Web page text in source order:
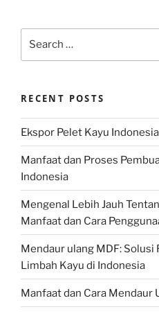
RECENT POSTS
Ekspor Pelet Kayu
Manfaat dan Proses
Indonesia
Mengenal Lebih Jauh
Manfaat dan Cara
Mendaur ulang MDF:
Limbah Kayu di Indonesia
Manfaat dan Cara Mendaur